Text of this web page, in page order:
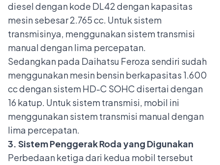
diesel dengan kode DL42 dengan kapasitas
mesin sebesar 2.765 cc. Untuk sistem
transmisinya, menggunakan sistem transmisi
manual dengan lima percepatan.
Sedangkan pada Daihatsu Feroza sendiri sudah
menggunakan mesin bensin berkapasitas 1.600
cc dengan sistem HD-C SOHC disertai dengan
16 katup. Untuk sistem transmisi, mobil ini
menggunakan sistem transmisi manual dengan
lima percepatan.
3. Sistem Penggerak Roda yang Digunakan
Perbedaan ketiga dari kedua mobil tersebut